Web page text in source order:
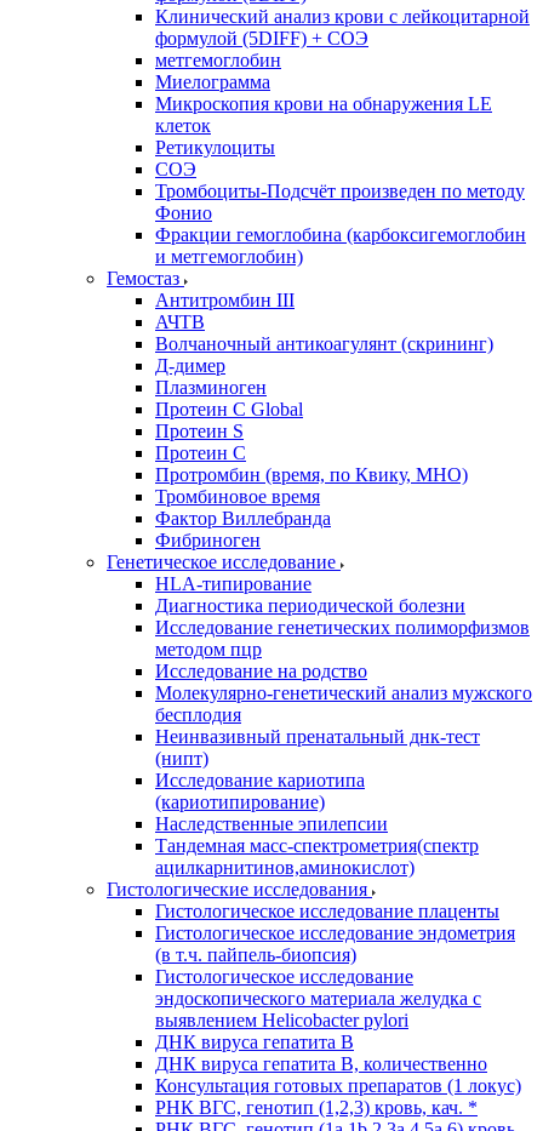
Клинический анализ крови с лейкоцитарной
формулой (5DIFF) + СОЭ
метгемоглобин
Миелограмма
Микроскопия крови на обнаружения LE
клеток
Ретикулоциты
СОЭ
Тромбоциты-Подсчёт произведен по методу
Фонио
Фракции гемоглобина (карбоксигемоглобин
и метгемоглобин)
Гемостаз
Антитромбин III
АЧТВ
Волчаночный антикоагулянт (скрининг)
Д-димер
Плазминоген
Протеин C Global
Протеин S
Протеин С
Протромбин (время, по Квику, МНО)
Тромбиновое время
Фактор Виллебранда
Фибриноген
Генетическое исследование
HLA-типирование
Диагностика периодической болезни
Исследование генетических полиморфизмов
методом пцр
Исследование на родство
Молекулярно-генетический анализ мужского
бесплодия
Неинвазивный пренатальный днк-тест
(нипт)
Исследование кариотипа
(кариотипирование)
Наследственные эпилепсии
Тандемная масс-спектрометрия(спектр
ацилкарнитинов,аминокислот)
Гистологические исследования
Гистологическое исследование плаценты
Гистологическое исследование эндометрия
(в т.ч. пайпель-биопсия)
Гистологическое исследование
эндоскопического материала желудка с
выявлением Helicobacter pylori
ДНК вируса гепатита B
ДНК вируса гепатита B, количественно
Консультация готовых препаратов (1 локус)
РНК ВГC, генотип (1,2,3) кровь, кач. *